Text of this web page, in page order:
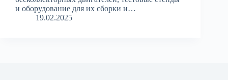
и оборудование для их сборки и…
19.02.2025